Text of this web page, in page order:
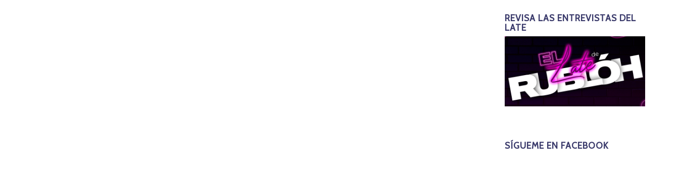
REVISA LAS ENTREVISTAS DEL
LATE
SÍGUEME EN FACEBOOK